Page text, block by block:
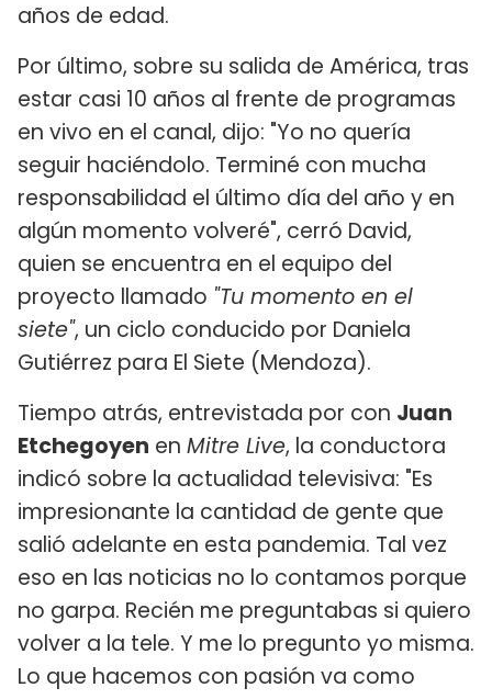
años de edad.
Por último, sobre su salida de América, tras
estar casi 10 años al frente de programas
en vivo en el canal, dijo: "Yo no quería
seguir haciéndolo. Terminé con mucha
responsabilidad el último día del año y en
algún momento volveré", cerró David,
quien se encuentra en el equipo del
proyecto llamado "Tu momento en el
siete", un ciclo conducido por Daniela
Gutiérrez para El Siete (Mendoza).
Tiempo atrás, entrevistada por con Juan
Etchegoyen en Mitre Live, la conductora
indicó sobre la actualidad televisiva: "Es
impresionante la cantidad de gente que
salió adelante en esta pandemia. Tal vez
eso en las noticias no lo contamos porque
no garpa. Recién me preguntabas si quiero
volver a la tele. Y me lo pregunto yo misma.
Lo que hacemos con pasión va como